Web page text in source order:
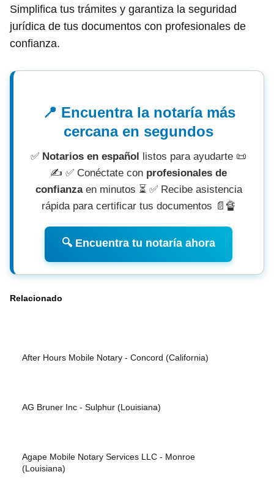
Simplifica tus trámites y garantiza la seguridad
jurídica de tus documentos con profesionales de
confianza.
📍 Encuentra la notaría más
cercana en segundos
✅ Notarios en español listos para ayudarte 📜
✍ ✅ Conéctate con profesionales de
confianzaen minutos ⏳ ✅ Recibe asistencia
rápida para certificar tus documentos 📄🔏
🔍 Encuentra tu notaría ahora
Relacionado
After Hours Mobile Notary - Concord (California)
AG Bruner Inc - Sulphur (Louisiana)
Agape Mobile Notary Services LLC - Monroe
(Louisiana)